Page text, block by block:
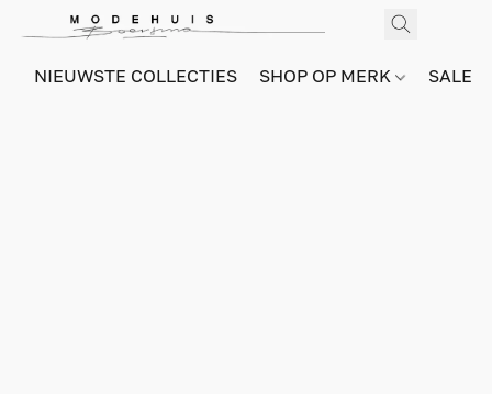
NIEUWSTE COLLECTIES SHOP OP MERK SALE